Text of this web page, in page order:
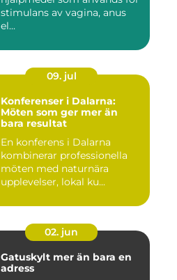
stimulans av vagina, anus
el...
09. jul
Konferenser i Dalarna:
Möten som ger mer än
bara resultat
En konferens i Dalarna
kombinerar professionella
möten med naturnära
upplevelser, lokal ku...
02. jun
Gatuskylt mer än bara en
adress